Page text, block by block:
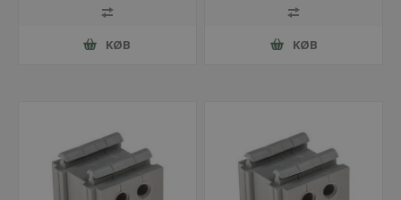
KØB KØB